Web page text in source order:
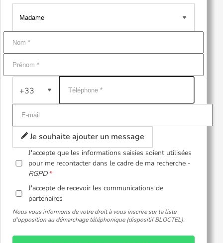
+33
Je souhaite ajouter un message
J'accepte que les informations saisies soient utilisées
pour me recontacter dans le cadre de ma recherche -
RGPD
J'accepte de recevoir les communications de
partenaires
Nous vous informons de votre droit à vous inscrire sur la liste
d'opposition au démarchage téléphonique (dispositif BLOCTEL).